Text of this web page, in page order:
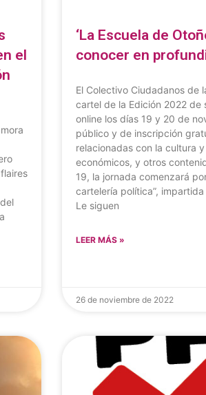
el
‘La Escuela de
conocer en
El Colectivo Ciudadanos de
cartel de la Edición 2022 de
online los días 19 y 20 de
público y de inscripción
relacionadas con la cultura
económicos, y otros
19, la jornada comenzará
cartelería política”,
Le siguen
LEER MÁS »
26 de noviembre de 2022